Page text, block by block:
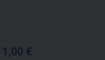
1,00 €